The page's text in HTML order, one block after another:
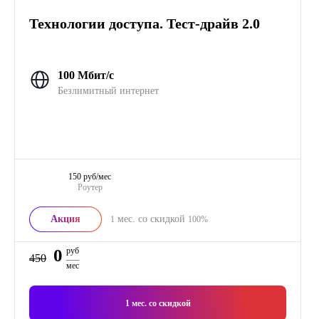
Технологии доступа. Тест-драйв 2.0
100 Мбит/с
Безлимитный интернет
Роутер
150 руб/мес
Акция 1 мес. со скидкой 100%
450 0 руб
мес
1мес. со скидкой